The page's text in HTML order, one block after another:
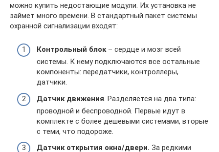
можно купить недостающие модули. Их установка не
займет много времени. В стандартный пакет системы
охранной сигнализации входят:
Контрольный блок– сердце и мозг всей
системы. К нему подключаются все остальные
компоненты: передатчики, контроллеры,
датчики.
Датчик движения. Разделяется на два типа:
проводной и беспроводной. Первые идут в
комплекте с более дешевыми системами, вторые
с теми, что подороже.
Датчик открытия окна/двери. За редкими